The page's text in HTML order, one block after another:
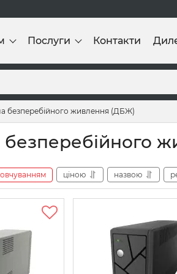
Послуги Контакти
безперебійного живлення (ДБЖ)
ціною назвою